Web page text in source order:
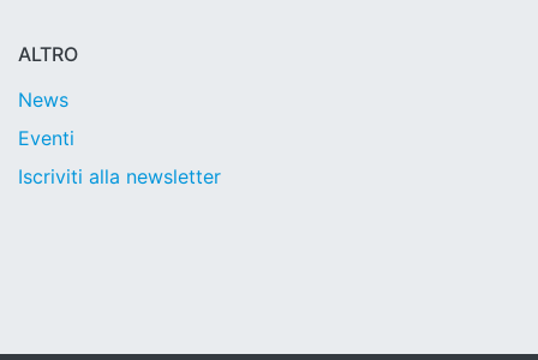
ALTRO
News
Eventi
Iscriviti alla newsletter